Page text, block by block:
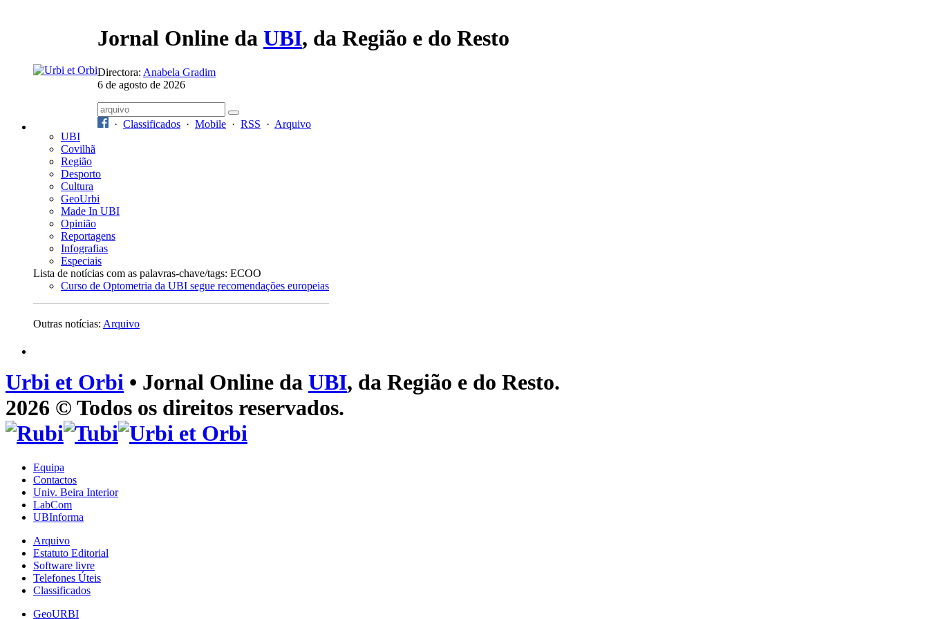
Jornal Online da UBI, da Região e do Resto
Directora: Anabela Gradim
6 de agosto de 2026
· Classificados · Mobile · RSS · Arquivo
UBI
Covilhã
Região
Desporto
Cultura
GeoUrbi
Made In UBI
Opinião
Reportagens
Infografias
Especiais
Lista de notícias com as palavras-chave/tags: ECOO
Curso de Optometria da UBI segue recomendações europeias
Outras notícias: Arquivo
Urbi et Orbi • Jornal Online da UBI, da Região e do Resto.
2026 © Todos os direitos reservados.
Equipa
Contactos
Univ. Beira Interior
LabCom
UBInforma
Arquivo
Estatuto Editorial
Software livre
Telefones Úteis
Classificados
GeoURBI